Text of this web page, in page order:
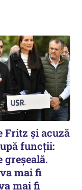
Fritz și acuză
funcții:
greșeală.
mai fi
mai fi